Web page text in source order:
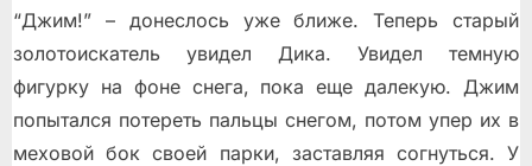
“Джим!” – донеслось уже ближе. Теперь старый
золотоискатель увидел Дика. Увидел темную
фигурку на фоне снега, пока еще далекую. Джим
попытался потереть пальцы снегом, потом упер их в
меховой бок своей парки, заставляя согнуться. У